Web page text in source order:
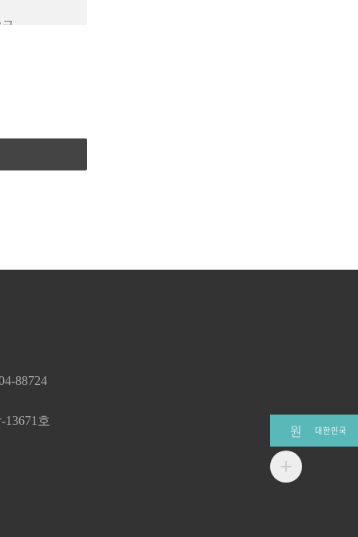
(회사 정보와
소비자의
및
통해
중대한
자메시지
에게 7일
에 동의한
는 경우에는
시합니다.④
우 회사는 그
경에 의해
하여 보상할
로 제공되는
이에 대해
다.1.
공 및 광고
외로 합니다.
요구가 있는
88724
호
원 대한민국